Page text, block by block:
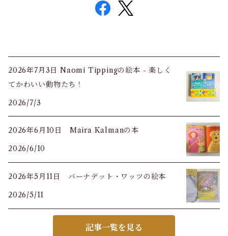
2026年7月3日 Naomi Tippingの絵本 - 楽しく
てかわいい動物たち！
2026/7/3
2026年6月10日 Maira Kalmanの本
2026/6/10
2026年5月11日 バーナデット・ワッツの絵本
2026/5/11
記事一覧を見る